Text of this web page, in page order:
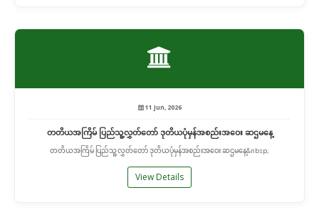
11 Jun, 2026
တတိယအကြိမ် ပြည်သူ့လွှတ်တော် ဒုတိယပုံမှန်အစည်းအဝေး ဆဌမနေ့
တတိယအကြိမ် ပြည်သူ့လွှတ်တော် ဒုတိယပုံမှန်အစည်းအဝေး ဆဌမနေ့&nbsp;
View Details